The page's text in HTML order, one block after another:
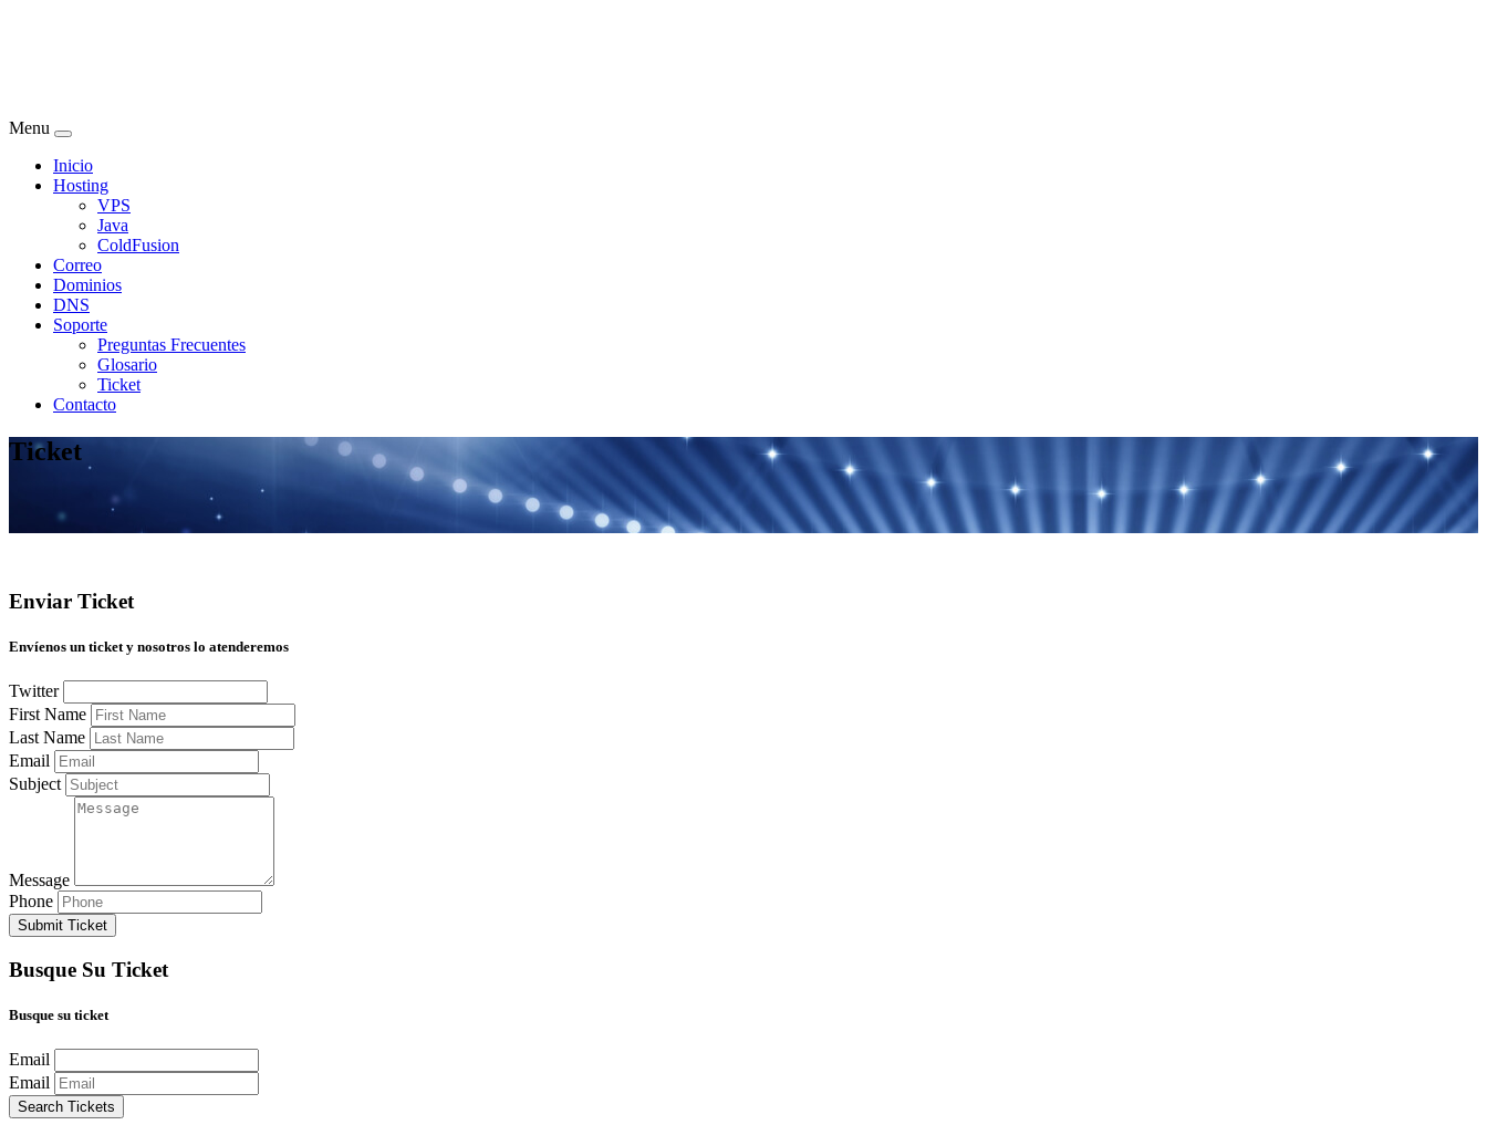
Menu
Inicio
Hosting
VPS
Java
ColdFusion
Correo
Dominios
DNS
Soporte
Preguntas Frecuentes
Glosario
Ticket
Contacto
Ticket
Enviar Ticket
Envíenos un ticket y nosotros lo atenderemos
Twitter
First Name
Last Name
Email
Subject
Message
Phone
Submit Ticket
Busque Su Ticket
Busque su ticket
Email
Email
Search Tickets